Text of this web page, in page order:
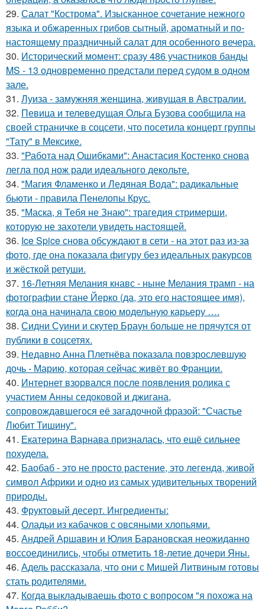
29. Салат "Кострома". Изысканное сочетание нежного
языка и обжаренных грибов сытный, ароматный и по-
настоящему праздничный салат для особенного вечера.
30. Исторический момент: сразу 486 участников банды
MS - 13 одновременно предстали перед судом в одном
зале.
31. Луиза - замужняя женщина, живущая в Австралии.
32. Певица и телеведущая Ольга Бузова сообщила на
своей страничке в соцсети, что посетила концерт группы
"Тату" в Мексике.
33. "Работа над Ошибками": Анастасия Костенко снова
легла под нож ради идеального декольте.
34. "Магия Фламенко и Ледяная Вода": радикальные
бьюти - правила Пенелопы Крус.
35. "Маска, я Тебя не Знаю": трагедия стримерши,
которую не захотели увидеть настоящей.
36. Ice Spice снова обсуждают в сети - на этот раз из-за
фото, где она показала фигуру без идеальных ракурсов
и жёсткой ретуши.
37. 16-Летняя Мелания кнавс - ныне Мелания трамп - на
фотографии стане Йерко (да, это его настоящее имя),
когда она начинала свою модельную карьеру ….
38. Сидни Суини и скутер Браун больше не прячутся от
публики в соцсетях.
39. Недавно Анна Плетнёва показала повзрослевшую
дочь - Марию, которая сейчас живёт во Франции.
40. Интернет взорвался после появления ролика с
участием Анны седоковой и джигана,
сопровождавшегося её загадочной фразой: "Счастье
Любит Тишину".
41. Екатерина Варнава призналась, что ещё сильнее
похудела.
42. Баобаб - это не просто растение, это легенда, живой
символ Африки и одно из самых удивительных творений
природы.
43. Фруктовый десерт. Ингредиенты:
44. Оладьи из кабачков с овсяными хлопьями.
45. Андрей Аршавин и Юлия Барановская неожиданно
воссоединились, чтобы отметить 18-летие дочери Яны.
46. Адель рассказала, что они с Мишей Литвиным готовы
стать родителями.
47. Когда выкладываешь фото с вопросом "я похожа на